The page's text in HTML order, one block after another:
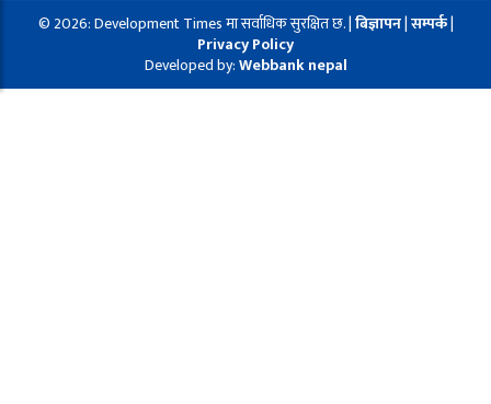
© 2026: Development Times मा सर्वाधिक सुरक्षित छ. |बिज्ञापन|सम्पर्क|
Privacy Policy
Developed by:Webbank nepal